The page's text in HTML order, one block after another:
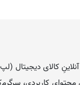
آنلاینِ کالای